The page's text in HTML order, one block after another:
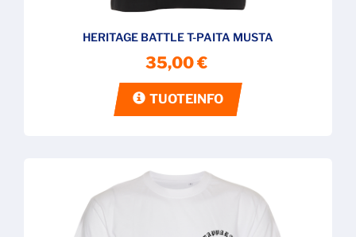
HERITAGE BATTLE T-PAITA MUSTA
35,00 €
TUOTEINFO